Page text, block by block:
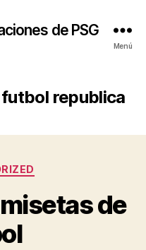
de PSG
Menú
republica
de